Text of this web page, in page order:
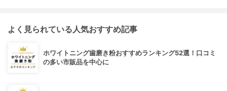
よく見られている人気おすすめ記事
ホワイトニング歯磨き粉おすすめランキング52選！口コミ
の多い市販品を中心に